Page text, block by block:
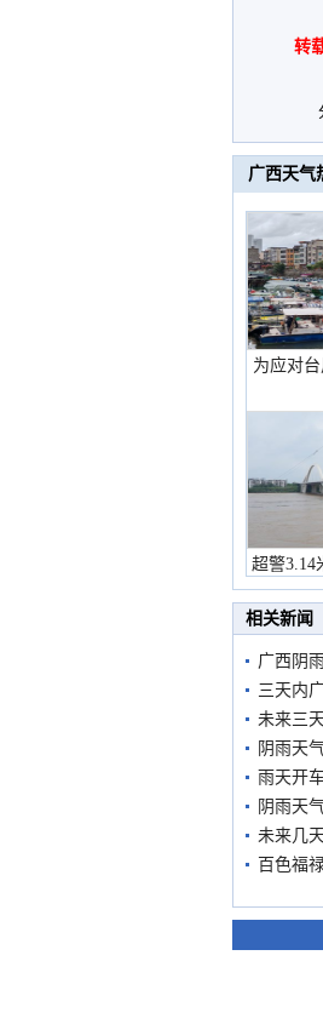
转
广西天气
为应对
超警3.14
相关新闻
广西阴
三天内
未来三
阴雨天
雨天开
阴雨天
未来几
百色福